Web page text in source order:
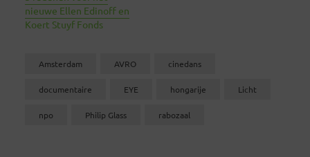
nieuwe Ellen Edinoff en
Koert Stuyf Fonds
Amsterdam AVRO cinedans
documentaire EYE hongarije Licht
npo Philip Glass rabozaal